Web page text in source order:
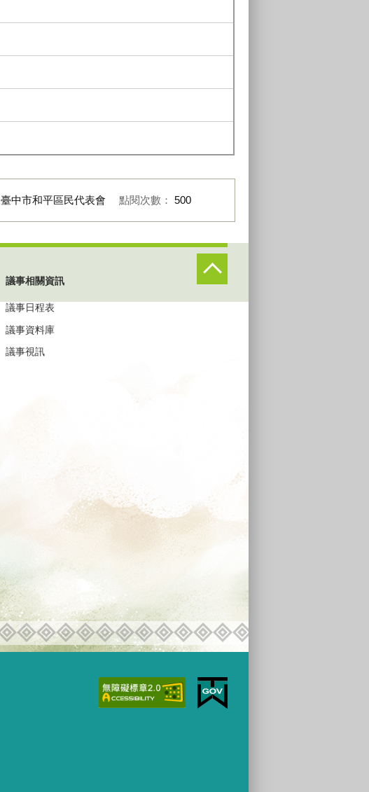
臺中市和平區民代表會 點閱次數： 500
議事相關資訊
議事日程表
議事資料庫
議事視訊